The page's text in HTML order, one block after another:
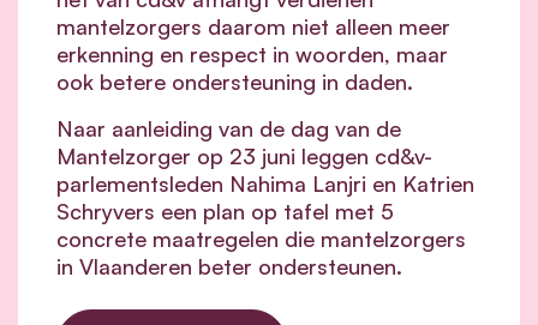
mantelzorgers daarom niet alleen meer
erkenning en respect in woorden, maar
ook betere ondersteuning in daden.
Naar aanleiding van de dag van de
Mantelzorger op 23 juni leggen cd&v-
parlementsleden Nahima Lanjri en Katrien
Schryvers een plan op tafel met 5
concrete maatregelen die mantelzorgers
in Vlaanderen beter ondersteunen.